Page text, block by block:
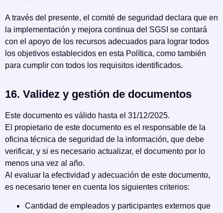
A través del presente, el comité de seguridad declara que en
la implementación y mejora continua del SGSI se contará
con el apoyo de los recursos adecuados para lograr todos
los objetivos establecidos en esta Política, como también
para cumplir con todos los requisitos identificados.
16. Validez y gestión de documentos
Este documento es válido hasta el 31/12/2025.
El propietario de este documento es el responsable de la
oficina técnica de seguridad de la información, que debe
verificar, y si es necesario actualizar, el documento por lo
menos una vez al año.
Al evaluar la efectividad y adecuación de este documento,
es necesario tener en cuenta los siguientes criterios:
Cantidad de empleados y participantes externos que